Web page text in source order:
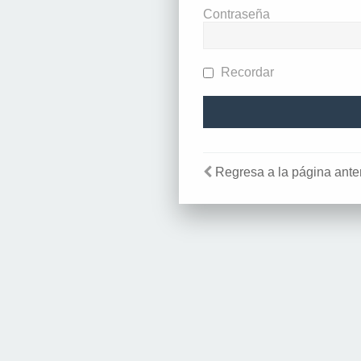
Contraseña
Recordar
Regresa a la página